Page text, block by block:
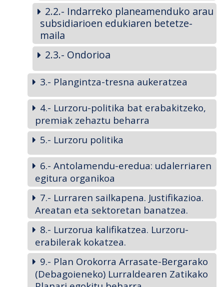
2.2.- Indarreko planeamenduko arau
subsidiarioen edukiaren betetze-
maila
2.3.- Ondorioa
3.- Plangintza-tresna aukeratzea
4.- Lurzoru-politika bat erabakitzeko,
premiak zehaztu beharra
5.- Lurzoru politika
6.- Antolamendu-eredua: udalerriaren
egitura organikoa
7.- Lurraren sailkapena. Justifikazioa.
Areatan eta sektoretan banatzea.
8.- Lurzorua kalifikatzea. Lurzoru-
erabilerak kokatzea.
9.- Plan Orokorra Arrasate-Bergarako
(Debagoieneko) Lurraldearen Zatikako